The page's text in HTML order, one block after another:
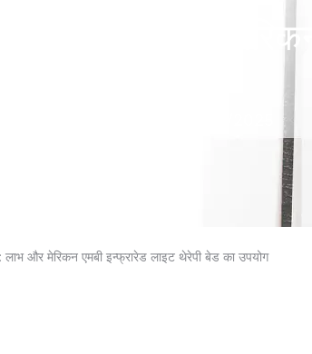
लाभ और
लाभ और मेरिकन एमबी इन्फ्रारेड लाइट थेरेपी बेड का उपयोग